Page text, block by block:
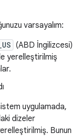
varsayalım:
(ABD İngilizcesi)
yerelleştirilmiş
uygulamada,
dizeler
Bunun